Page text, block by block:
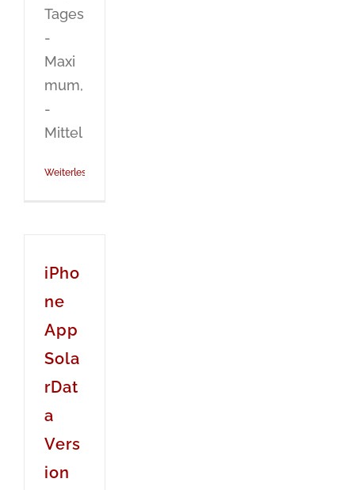
Tages
-
Maxi
mum,
-
Mittel
Weiterlesen
iPho
ne
App
Sola
rDat
a
Vers
ion